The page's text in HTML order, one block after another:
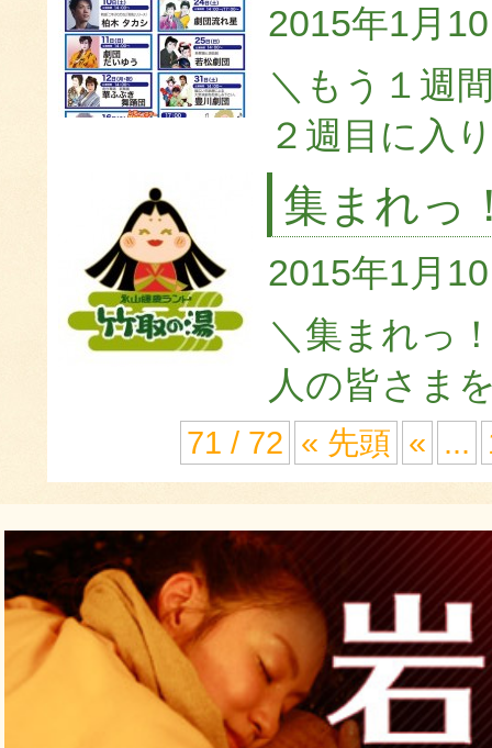
2015年1月
＼もう１週
２週目に入
集まれっ
2015年1月
＼集まれっ
人の皆さま
71 / 72 « 先頭 « ...